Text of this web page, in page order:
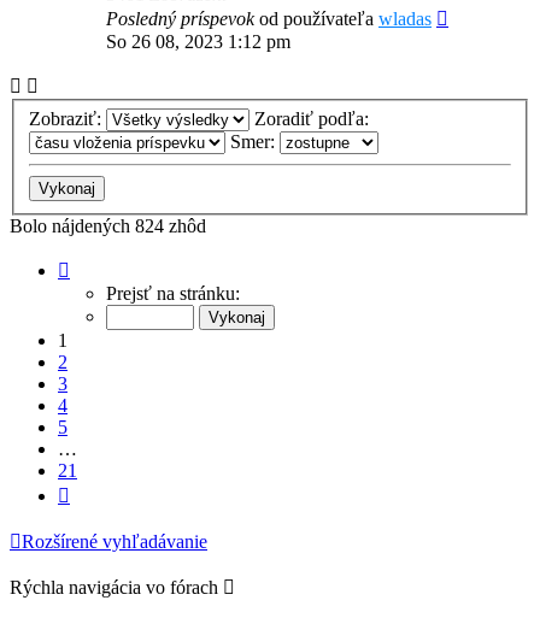
Posledný príspevokod používateľa wladas
So 26 08, 2023 1:12 pm
Zobraziť:
Zoradiť podľa:
Smer:
Bolo nájdených 824 zhôd
Prejsť na stránku:
1
2
3
4
5
…
21
Rozšírené vyhľadávanie
Rýchla navigácia vo fórach